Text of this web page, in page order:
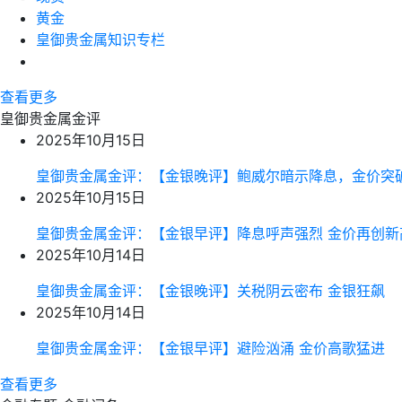
黄金
皇御贵金属知识专栏
查看更多
皇御贵金属金评
2025年10月15日
皇御贵金属金评：【金银晚评】鲍威尔暗示降息，金价突
2025年10月15日
皇御贵金属金评：【金银早评】降息呼声强烈 金价再创新
2025年10月14日
皇御贵金属金评：【金银晚评】关税阴云密布 金银狂飙
2025年10月14日
皇御贵金属金评：【金银早评】避险汹涌 金价高歌猛进
查看更多